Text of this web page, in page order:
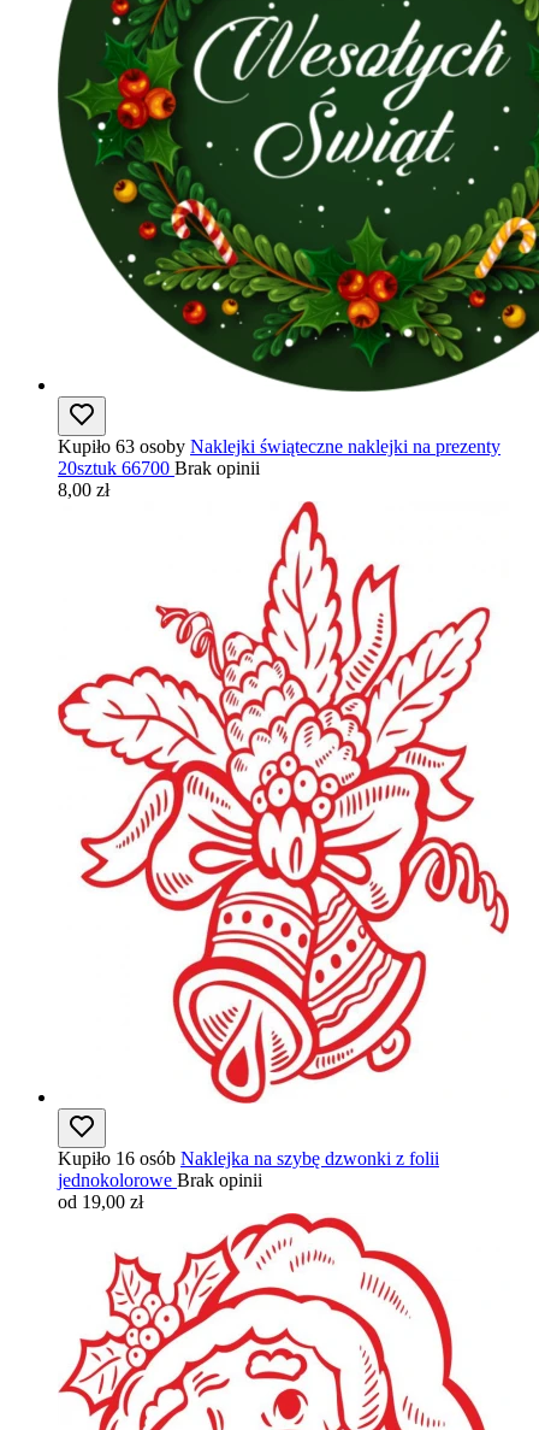
Kupiło 63 osoby Naklejki świąteczne naklejki na prezenty
20sztuk 66700 Brak opinii
8,00 zł
Kupiło 16 osób Naklejka na szybę dzwonki z folii
jednokolorowe Brak opinii
od 19,00 zł